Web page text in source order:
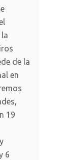
de la
en
19
6